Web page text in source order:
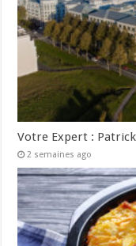
Votre Expert :
2 semaines ago